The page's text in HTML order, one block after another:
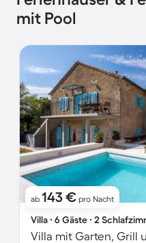
mit Pool
ab 143 € pro Nacht
Villa ∙ 6 Gäste ∙ 2